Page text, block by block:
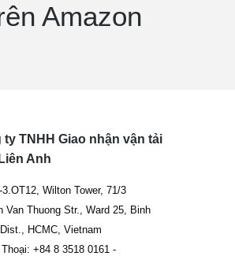
Amazon
ty TNHH Giao nhận vận tải
Anh
3.OT12, Wilton Tower, 71/3
Van Thuong Str., Ward 25, Binh
HCMC, Vietnam
+84 8 3518 0161 -